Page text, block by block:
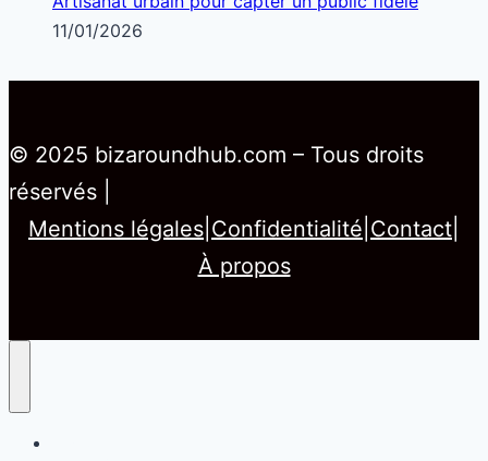
11/01/2026
© 2025 bizaroundhub.com – Tous droits
réservés |
Mentions légales Confidentialité Contact
À propos